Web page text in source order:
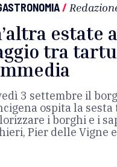
/
estate
tra
3 settembre il
ospita la
i borghi e i
Pier delle Vigne